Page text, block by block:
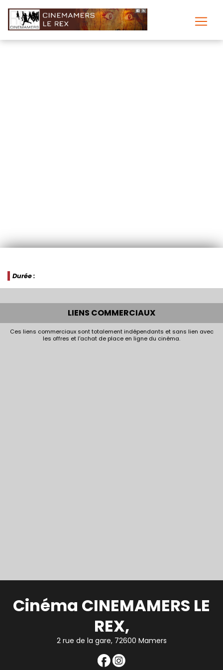
Durée :
LIENS COMMERCIAUX
Ces liens commerciaux sont totalement indépendants et sans lien avec
les offres et l'achat de place en ligne du cinéma.
Cinéma CINEMAMERS LE
REX,
2 rue de la gare, 72600 Mamers